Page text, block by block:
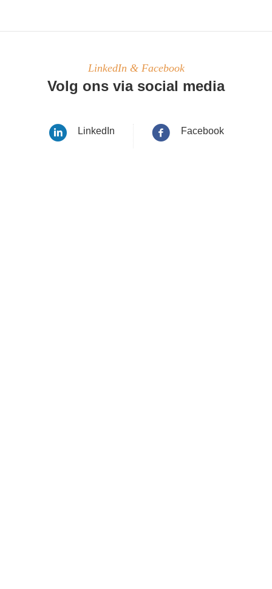
LinkedIn & Facebook
Volg ons via social media
LinkedIn Facebook